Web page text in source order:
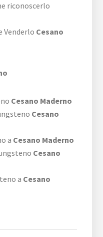
riconoscerlo
Venderlo Cesano
Cesano Maderno
Cesano
a Cesano Maderno
Cesano
a Cesano